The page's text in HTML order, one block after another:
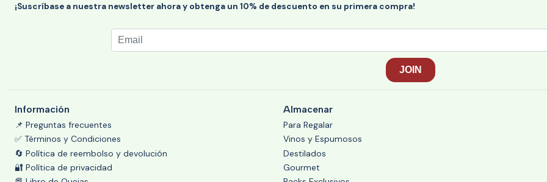
¡Suscríbase a nuestra newsletter ahora y obtenga un 10% de descuento en su primera compra!
Información
📌 Preguntas frecuentes
✅ Términos y Condiciones
🔄 Política de reembolso y devolución
🔐 Política de privacidad
Almacenar
Para Regalar
Vinos y Espumosos
Destilados
Gourmet